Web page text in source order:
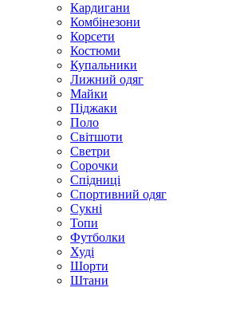
Кардигани
Комбінезони
Корсети
Костюми
Купальники
Лижний одяг
Майки
Піджаки
Поло
Світшоти
Светри
Сорочки
Спідниці
Спортивний одяг
Сукні
Топи
Футболки
Худі
Шорти
Штани